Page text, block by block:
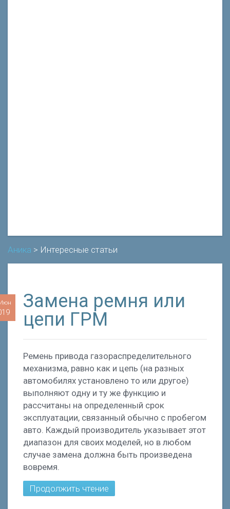
Аника > Интересные статьи
Замена ремня или
цепи ГРМ
Ремень привода газораспределительного
механизма, равно как и цепь (на разных
автомобилях установлено то или другое)
выполняют одну и ту же функцию и
рассчитаны на определенный срок
эксплуатации, связанный обычно с пробегом
авто. Каждый производитель указывает этот
диапазон для своих моделей, но в любом
случае замена должна быть произведена
вовремя.
Продолжить чтение